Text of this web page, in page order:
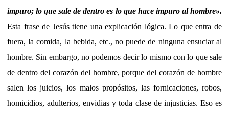
impuro; lo que sale de dentro es lo que hace impuro al hombre».
Esta frase de Jesús tiene una explicación lógica. Lo que entra de
fuera, la comida, la bebida, etc., no puede de ninguna ensuciar al
hombre. Sin embargo, no podemos decir lo mismo con lo que sale
de dentro del corazón del hombre, porque del corazón de hombre
salen los juicios, los malos propósitos, las fornicaciones, robos,
homicidios, adulterios, envidias y toda clase de injusticias. Eso es